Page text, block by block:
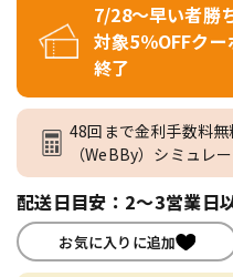
7/28～早い者勝
対象5％OFFク
終了
48回まで金利手数料
（WeBBy）シミュレ
配送日目安：2～3営業日
お気に入りに追加